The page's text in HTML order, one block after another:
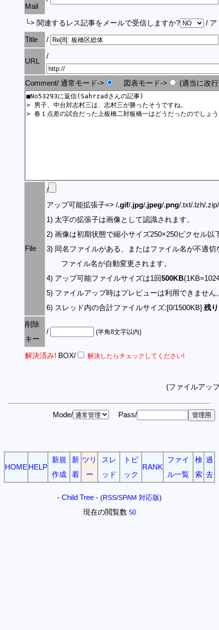
Mail
└> 関連するレス記事をメールで受信しますか?
/ ア
Title
/
URL
/
Comment/ 通常モード-> 図表モード-> (適当に改
File
/
アップ可能拡張子=> /.gif/.jpg/.jpeg/.png/.txt/.lzh/
1) 太字の拡張子は画像として認識されます。
2) 画像は初期状態で縮小サイズ250×250ピクセル以
3) 同名ファイルがある、またはファイル名が不適切
ファイル名が自動変更されます。
4) アップ可能ファイルサイズは1回500KB
5) ファイルアップ時はプレビューは利用できません
6) スレッド内の合計ファイルサイズ:[0/1500KB] 残
削除
キー
/ (半角8文字以内)
解決済み! BOX/ 解決したらチェックしてください!
(ファイルアッ
Mode/ Pass/
HOME HELP
新規
作成
新
着
ツリ
ー
スレ
ッド
トピ
ック
RANK
ファイ
ル一覧
検
索
過
去
- Child Tree - (RSS/SPAM 対応版)
現在の閲覧数 50